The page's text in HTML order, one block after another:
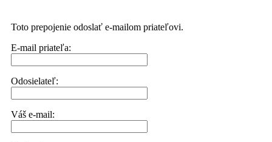
Toto prepojenie odoslať e-mailom priateľovi.
E-mail priateľa:
Odosielateľ:
Váš e-mail: